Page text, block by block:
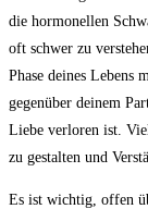
die hormonellen
oft schwer zu
Phase deines Lebens
gegenüber deinem
Liebe verloren ist.
zu gestalten und
Es ⁢ist⁣ wichtig, ⁤offen